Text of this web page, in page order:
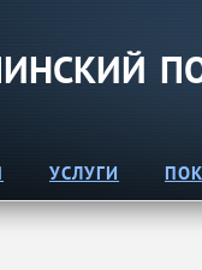
УСЛУГИ